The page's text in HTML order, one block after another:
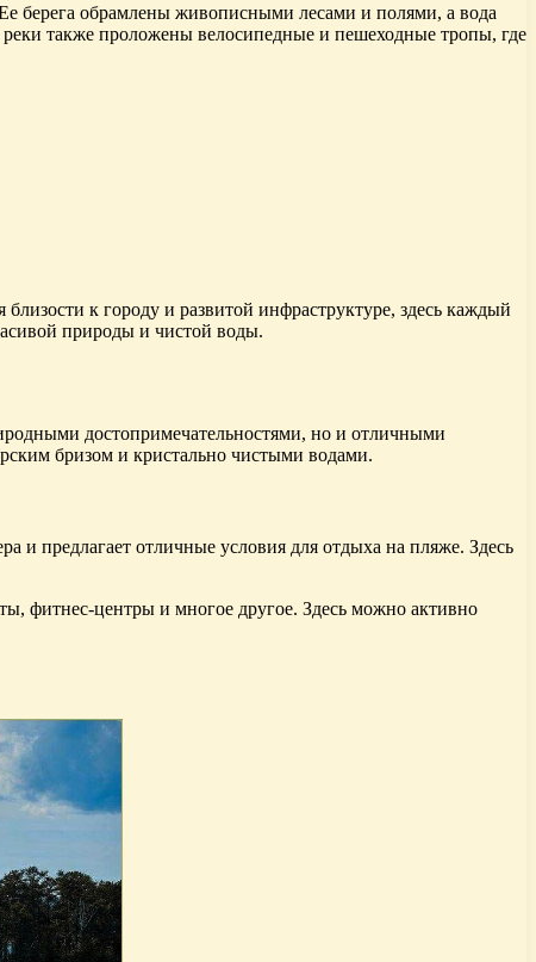
берега обрамлены живописными лесами и полями, а вода
также проложены велосипедные и пешеходные тропы, где
к городу и развитой инфраструктуре, здесь каждый
природы и чистой воды.
достопримечательностями, но и отличными
бризом и кристально чистыми водами.
предлагает отличные условия для отдыха на пляже. Здесь
фитнес-центры и многое другое. Здесь можно активно